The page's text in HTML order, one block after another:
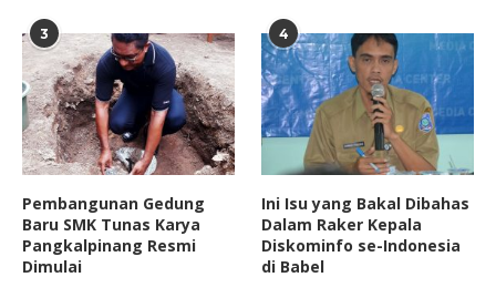
3
Pembangunan Gedung
Baru SMK Tunas Karya
Pangkalpinang Resmi
Dimulai
4
Ini Isu yang Bakal Dibahas
Dalam Raker Kepala
Diskominfo se-Indonesia
di Babel